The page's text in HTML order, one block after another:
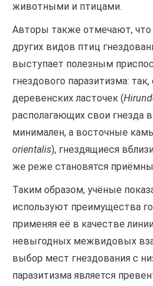
животными и птицами.
Авторы также отмечают, что
других видов птиц
выступает полезным
гнездового паразитизма:
деревенских ласточек (
располагающих свои гнезда
минимален, а восточные
orientalis), гнездящиеся
же реже становятся
Таким образом, учёные
используют преимущества
применяя её в качестве
невыгодных межвидовых
выбор мест гнездования с
паразитизма является